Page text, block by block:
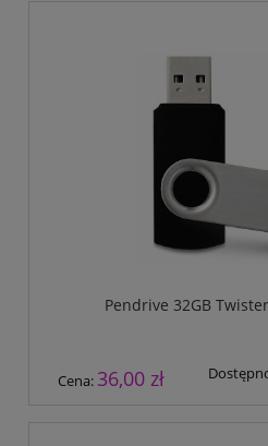
Pendrive 32GB
Cena: 36,00 zł